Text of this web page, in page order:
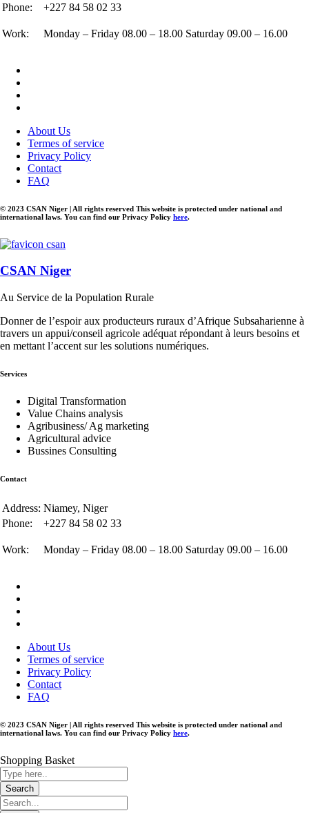
Phone:
+227 84 58 02 33
Work: Monday – Friday 08.00 – 18.00 Saturday 09.00 – 16.00
About Us
Termes of service
Privacy Policy
Contact
FAQ
© 2023 CSAN Niger | All rights reserved This website is protected under national and
international laws. You can find our Privacy Policy here.
CSAN Niger
Au Service de la Population Rurale
Donner de l’espoir aux producteurs ruraux d’Afrique Subsaharienne à
travers un appui/conseil agricole adéquat répondant à leurs besoins et
en mettant l’accent sur les solutions numériques.
Services
Digital Transformation
Value Chains analysis
Agribusiness/ Ag marketing
Agricultural advice
Bussines Consulting
Contact
Address: Niamey, Niger
Phone:
+227 84 58 02 33
Work: Monday – Friday 08.00 – 18.00 Saturday 09.00 – 16.00
About Us
Termes of service
Privacy Policy
Contact
FAQ
© 2023 CSAN Niger | All rights reserved This website is protected under national and
international laws. You can find our Privacy Policy here.
Shopping Basket